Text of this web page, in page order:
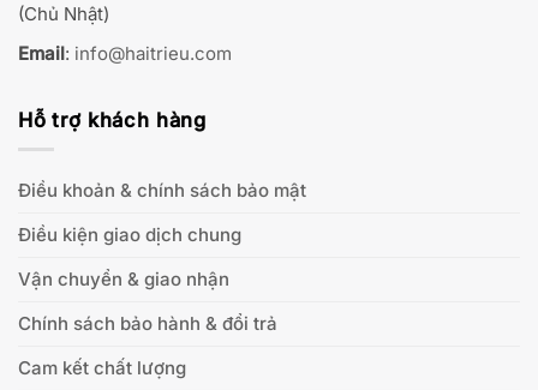
(Chủ Nhật)
Email: info@haitrieu.com
Hỗ trợ khách hàng
Điều khoản & chính sách bảo mật
Điều kiện giao dịch chung
Vận chuyển & giao nhận
Chính sách bảo hành & đổi trả
Cam kết chất lượng